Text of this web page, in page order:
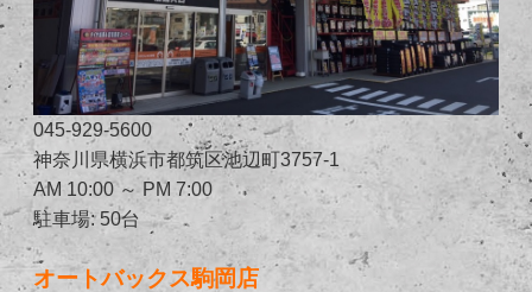
045-929-5600
神奈川県横浜市都筑区池辺町3757-1
AM 10:00 ～ PM 7:00
駐車場: 50台
オートバックス駒岡店